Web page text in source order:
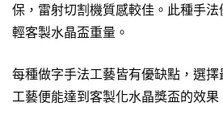
保，雷射切割機質感較佳。此種手
輕客製水晶盃重量。
每種做字手法工藝皆有優缺點，選
工藝便能達到客製化水晶獎盃的效果